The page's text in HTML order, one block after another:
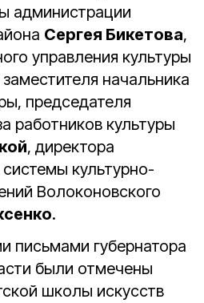
администрации
Сергея Бикетова,
управления культуры
заместителя начальника
председателя
работников культуры
, директора
культурно-
Волоконовского
.
письмами губернатора
были отмечены
школы искусств